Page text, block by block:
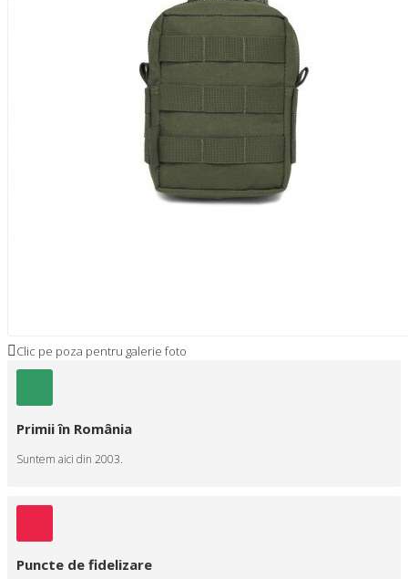
Clic pe poza pentru galerie foto
Primii în România
Suntem aici din 2003.
Puncte de fidelizare